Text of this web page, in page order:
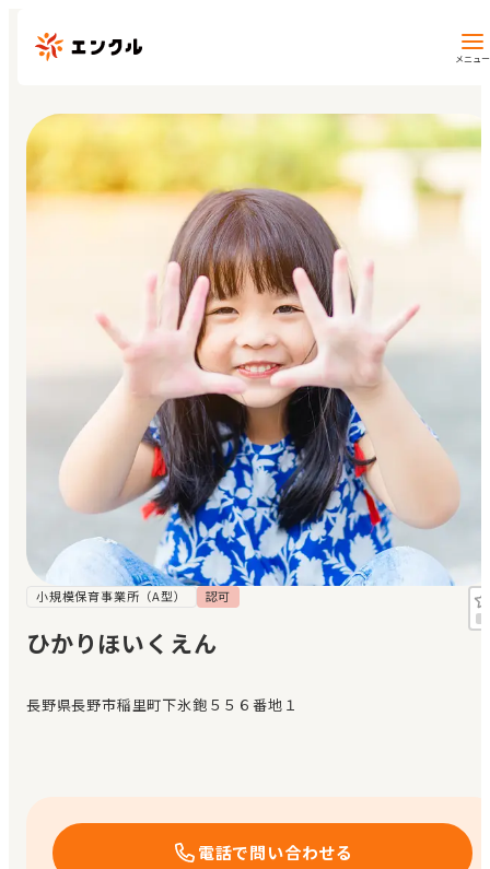
メニュー
保育園・幼稚園を探す
地図から探す
地域から探す
マイページ
閲覧履歴
お気に入り
メッセージ
おすすめの園
エンクルの特徴と活用方法
小規模保育事業所（A型） 認可
ひかりほいくえん
長野県長野市稲里町下氷鉋５５６番地１
電話で問い合わせる